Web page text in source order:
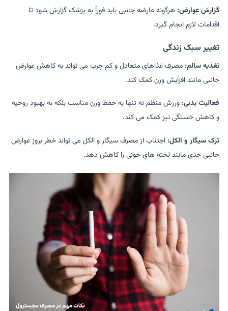
گزارش عوارض: هرگونه عارضه جانبی باید فوراً به پزشک گزارش شود تا
اقدامات لازم انجام گیرد.
تغییر سبک زندگی
تغذیه سالم: مصرف غذاهای متعادل و کم چرب می تواند به کاهش عوارض
جانبی مانند افزایش وزن کمک کند.
فعالیت بدنی: ورزش منظم نه تنها به حفظ وزن مناسب بلکه به بهبود روحیه
و کاهش خستگی نیز کمک می کند.
ترک سیگار و الکل: اجتناب از مصرف سیگار و الکل می تواند خطر بروز عوارض
جانبی جدی مانند لخته های خونی را کاهش دهد.